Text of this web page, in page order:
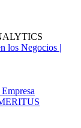
los Negocios |